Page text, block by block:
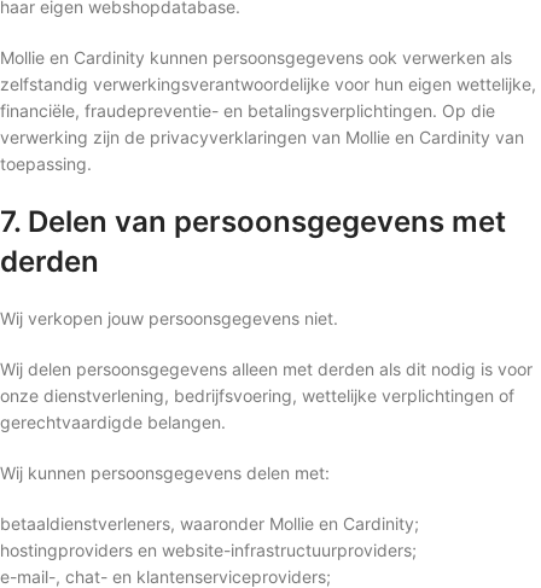
haar eigen webshopdatabase.
Mollie en Cardinity kunnen persoonsgegevens ook verwerken als
zelfstandig verwerkingsverantwoordelijke voor hun eigen wettelijke,
financiële, fraudepreventie- en betalingsverplichtingen. Op die
verwerking zijn de privacyverklaringen van Mollie en Cardinity van
toepassing.
7. Delen van persoonsgegevens met
derden
Wij verkopen jouw persoonsgegevens niet.
Wij delen persoonsgegevens alleen met derden als dit nodig is voor
onze dienstverlening, bedrijfsvoering, wettelijke verplichtingen of
gerechtvaardigde belangen.
Wij kunnen persoonsgegevens delen met:
betaaldienstverleners, waaronder Mollie en Cardinity;
hostingproviders en website-infrastructuurproviders;
e-mail-, chat- en klantenserviceproviders;